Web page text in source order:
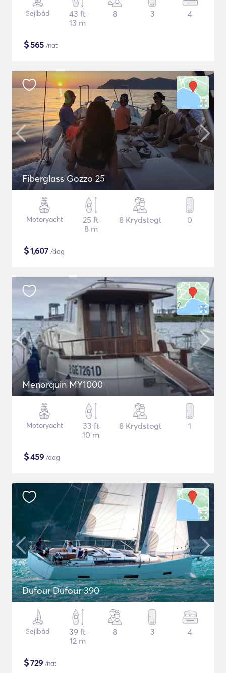
Sejlbåd
43 ft
13 m
8 3 4
$565 /nat
Fiberglass Gozzo 25
Motoryacht
25 ft
8 m
8 Krydstogt 0
$1,607 /dag
Menorquin MY1000
Motoryacht
33 ft
10 m
8 Krydstogt 1
$459 /dag
Dufour Dufour 390
Sejlbåd
39 ft
12 m
8 3 4
$729 /nat